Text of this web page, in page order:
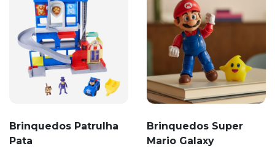
Brinquedos Patrulha
Pata
Brinquedos Super
Mario Galaxy